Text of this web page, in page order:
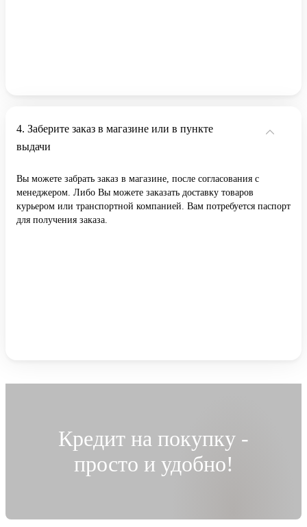
Заберите заказ в магазине или в пункте
выдачи
Вы можете забрать заказ в магазине, после согласования с
менеджером. Либо Вы можете заказать доставку товаров
курьером или транспортной компанией. Вам потребуется паспорт
для получения заказа.
Кредит на покупку -
просто и удобно!